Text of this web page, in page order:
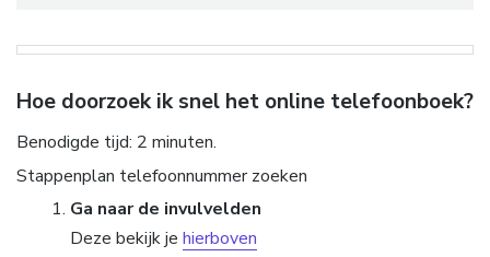
Hoe doorzoek ik snel het online telefoonboek?
Benodigde tijd: 2 minuten.
Stappenplan telefoonnummer zoeken
Ga naar de invulvelden
Deze bekijk je hierboven